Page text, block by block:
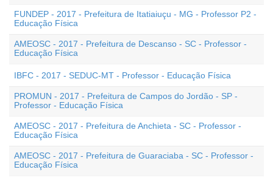
FUNDEP - 2017 - Prefeitura de Itatiaiuçu - MG - Professor P2 -
Educação Física
AMEOSC - 2017 - Prefeitura de Descanso - SC - Professor -
Educação Física
IBFC - 2017 - SEDUC-MT - Professor - Educação Física
PROMUN - 2017 - Prefeitura de Campos do Jordão - SP -
Professor - Educação Física
AMEOSC - 2017 - Prefeitura de Anchieta - SC - Professor -
Educação Física
AMEOSC - 2017 - Prefeitura de Guaraciaba - SC - Professor -
Educação Física